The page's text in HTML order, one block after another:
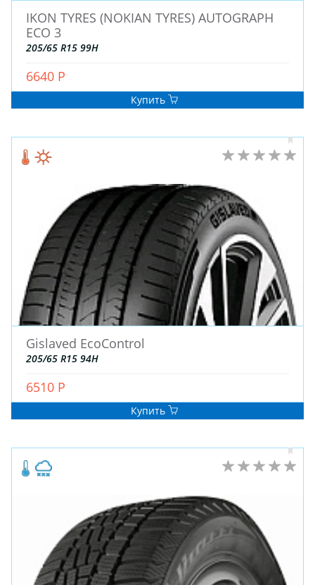
ЗИМНИЕ
ЛЕТНИЕ
ДЛЯ ГРУЗОВЫХ АВТО
ЛИТЫЕ
ШТАМПОВАНЫЕ
ДЛЯ ГРУЗОВЫХ АВТО
ДЛЯ ГРУЗОВЫХ АВТО
ДЛЯ ЛЕГКОВЫХ АВТО
ШИНЫ
АККУМУЛЯТОРЫ
IKON TYRES (NOKIAN TYRES) AUTOGRAPH
ECO 3
205/65 R15 99H
6640 Р
Купить
Gislaved EcoControl
205/65 R15 94H
6510 Р
Купить